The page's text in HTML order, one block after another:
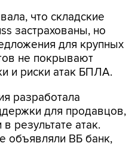
что складские
застрахованы, но
для крупных
не покрывают
и риски атак БПЛА.
разработала
для продавцов,
результате атак.
объявляли ВБ банк,